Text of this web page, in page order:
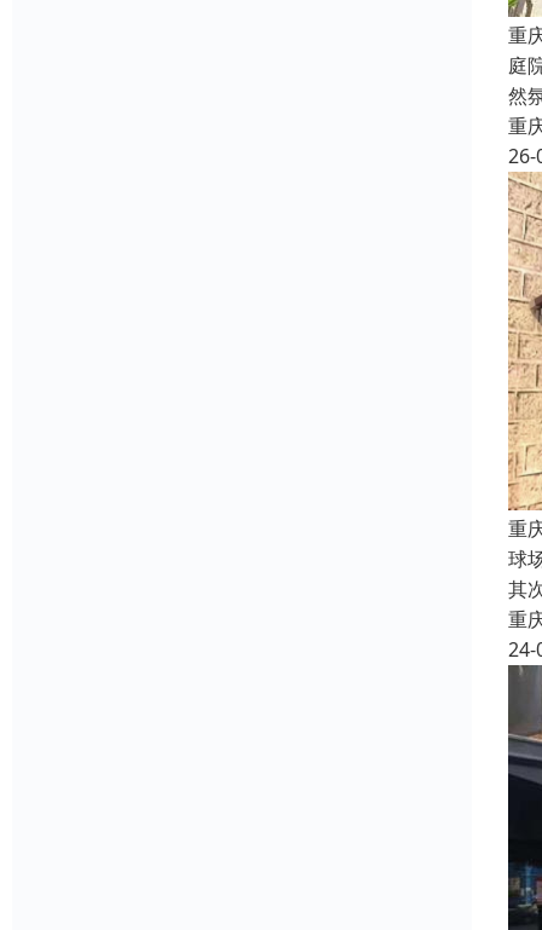
重
庭
然
重
26-
重
球
其
重
24-